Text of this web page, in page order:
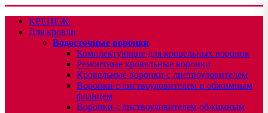
КРЕПЕЖ:
Для кровли
Водосточные воронки
Комплектующие для кровельных воронок
Ремонтные кровельные воронки
Кровельные воронки с листвоуловителем
Воронки с листвоуловителем и обжимным
фланцем
Воронки с листвоуловителем обжимным